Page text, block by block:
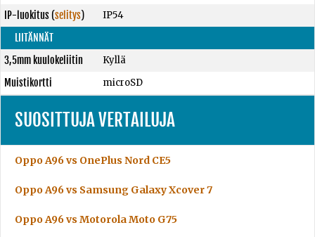
IP-luokitus(selitys)
IP54
LIITÄNNÄT
3,5mm kuulokeliitin
Kyllä
Muistikortti
microSD
SUOSITTUJA VERTAILUJA
Oppo A96 vs OnePlus Nord CE5
Oppo A96 vs Samsung Galaxy Xcover 7
Oppo A96 vs Motorola Moto G75